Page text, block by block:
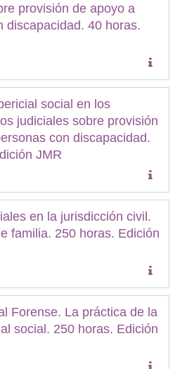
provisión de apoyo a
discapacidad. 40 horas.
social en los
judiciales sobre provisión
con discapacidad.
JMR
en la jurisdicción civil.
familia. 250 horas. Edición
Forense. La práctica de la
social. 250 horas. Edición